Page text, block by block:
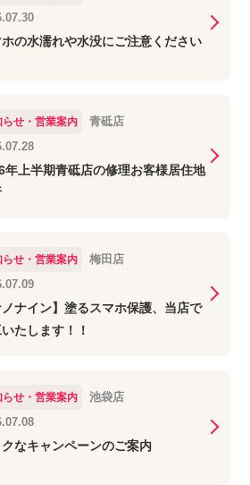
ホの水濡れや水没にご注意ください
らせ・営業案内
青砥店
年上半期青砥店の修理お客様居住地
らせ・営業案内
梅田店
ノナイン】塗るスマホ保護、当店で
たします！！
らせ・営業案内
池袋店
なキャンペーンのご案内